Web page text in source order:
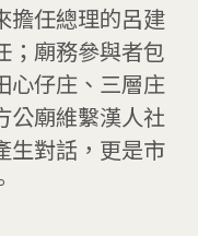
擔任總理的呂建
；廟務參與者包
心仔庄、三層庄
公廟維繫漢人社
生對話，更是市